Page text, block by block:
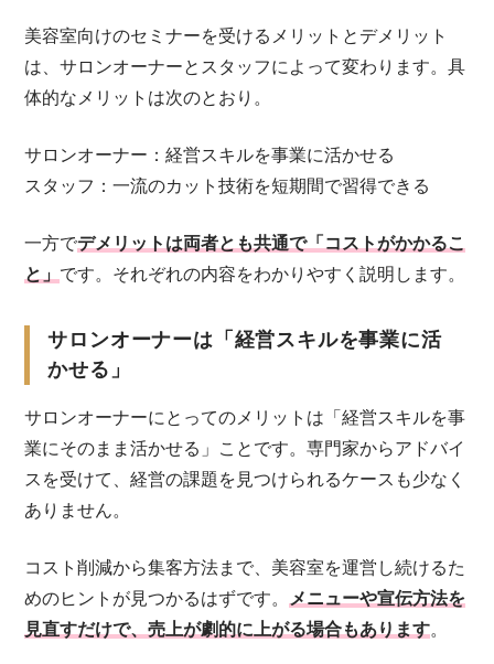
美容室向けのセミナーを受けるメリットとデメリット
は、サロンオーナーとスタッフによって変わります。具
体的なメリットは次のとおり。
サロンオーナー：経営スキルを事業に活かせる
スタッフ：一流のカット技術を短期間で習得できる
一方でデメリットは両者とも共通で「コストがかかるこ
と」です。それぞれの内容をわかりやすく説明します。
サロンオーナーは「経営スキルを事業に活
かせる」
サロンオーナーにとってのメリットは「経営スキルを事
業にそのまま活かせる」ことです。専門家からアドバイ
スを受けて、経営の課題を見つけられるケースも少なく
ありません。
コスト削減から集客方法まで、美容室を運営し続けるた
めのヒントが見つかるはずです。メニューや宣伝方法を
見直すだけで、売上が劇的に上がる場合もあります。